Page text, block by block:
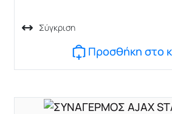
Σύγκριση
Προσθήκη στο